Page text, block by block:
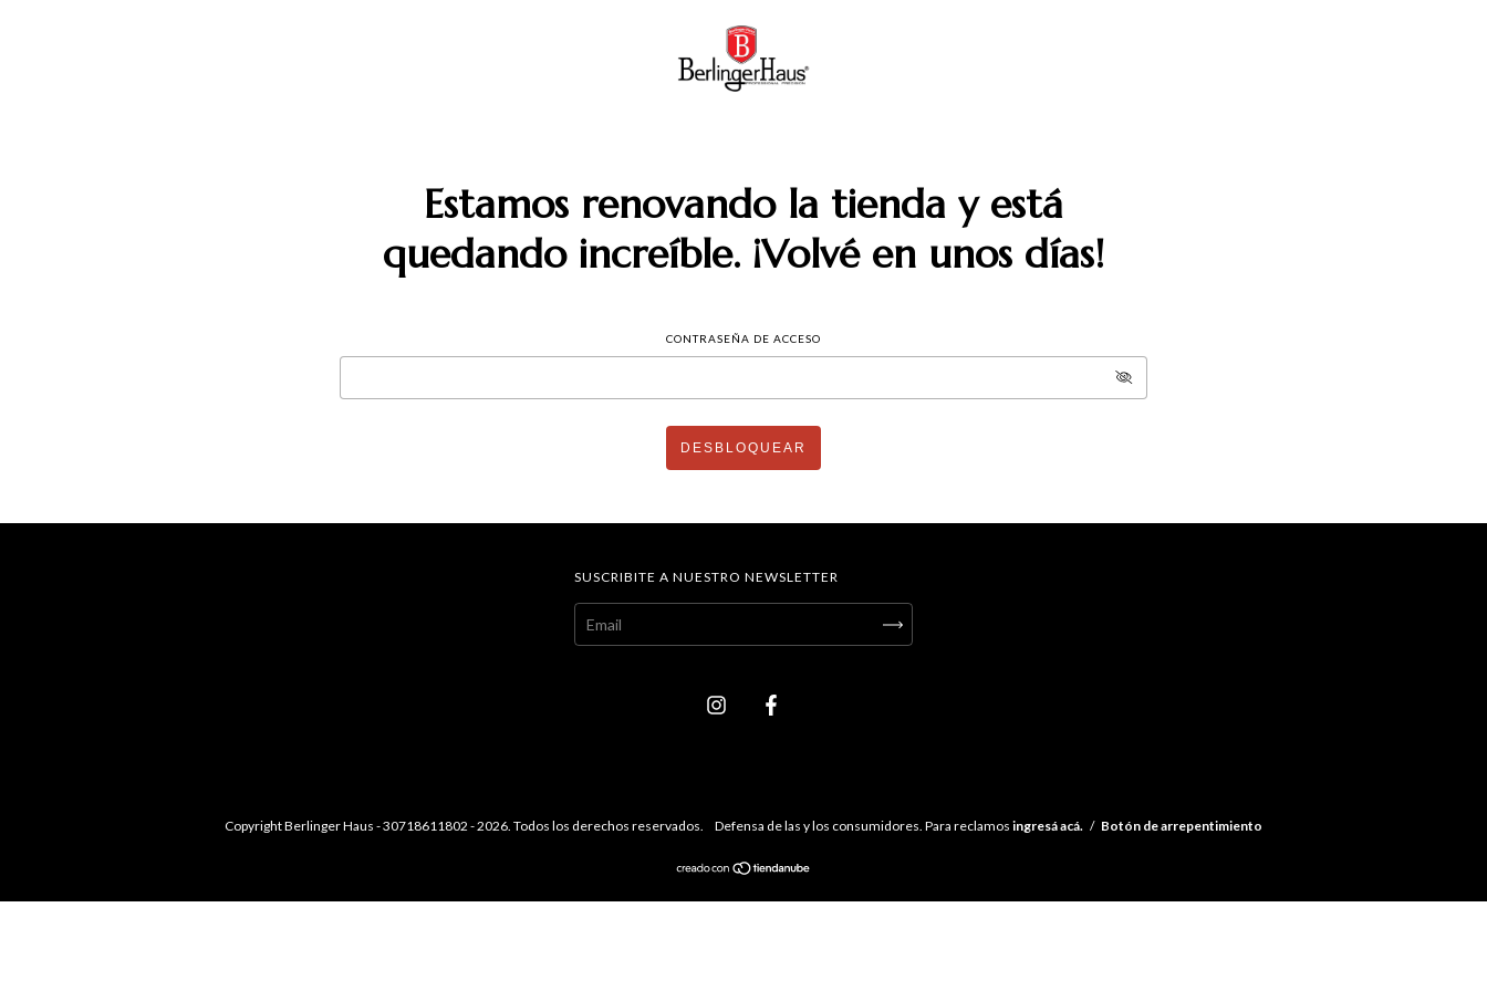
Estamos renovando la tienda y está
quedando increíble. ¡Volvé en unos días!
CONTRASEÑA DE ACCESO
DESBLOQUEAR
SUSCRIBITE A NUESTRO NEWSLETTER
Copyright Berlinger Haus - 30718611802 - 2026. Todos los derechos reservados. Defensa de las y los consumidores. Para reclamos ingresá acá. / Botón de arrepentimiento